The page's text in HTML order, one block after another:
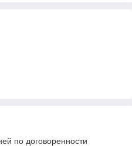
по договоренности